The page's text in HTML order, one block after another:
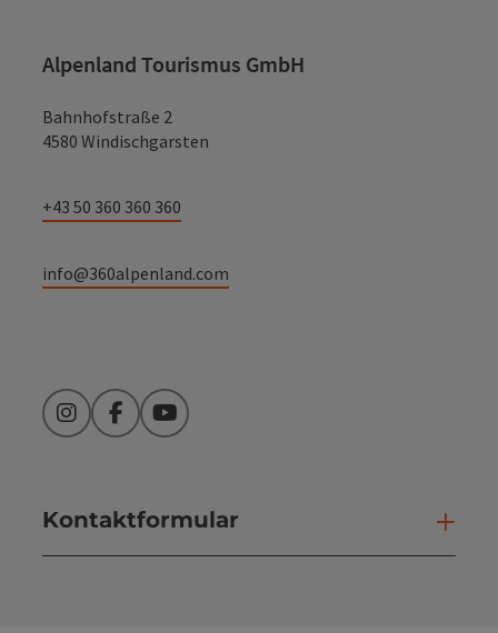
Alpenland Tourismus GmbH
Bahnhofstraße 2
4580 Windischgarsten
+43 50 360 360 360
info@360alpenland.com
InstagramFacebookYouTube
Kontaktformular